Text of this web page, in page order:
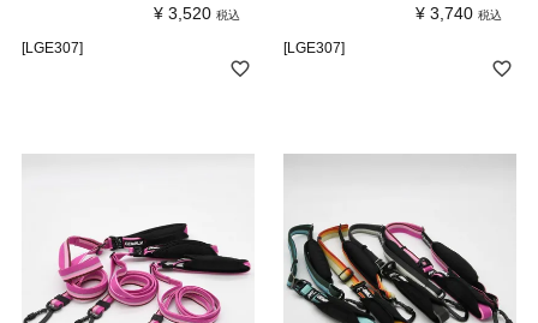
¥ 3,520 税込
[LGE307]
¥ 3,740 税込
[LGE307]